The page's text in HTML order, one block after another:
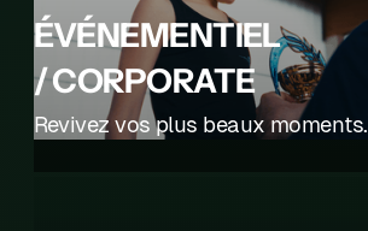
ÉVÉNEMENTIEL
/ CORPORATE
Revivez vos plus beaux moments.